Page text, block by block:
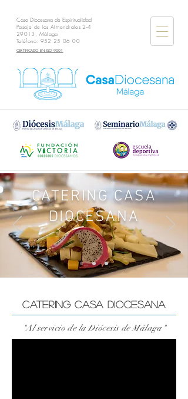
Casa Diocesana de Espiritualidad
Pasaje de los Almendrales 2-4
29013, Málaga
Teléfono: 952 25 06 00
CERTIFICADO EN ISO 9001
CATERING CASA
DIOCESANA
CATERING CASA DIOCESANA
"Al servicio de la Diócesis de Málaga"